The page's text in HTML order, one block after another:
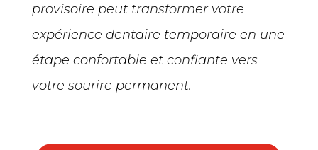
provisoire peut transformer votre
expérience dentaire temporaire en une
étape confortable et confiante vers
votre sourire permanent.